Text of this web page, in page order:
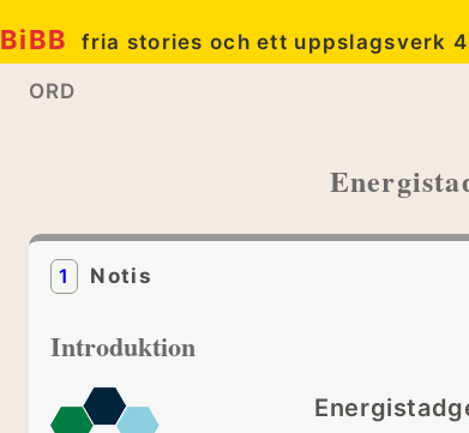
BiBB fria stories och ett uppslagsverk
ORD
1 Notis
Introduktion